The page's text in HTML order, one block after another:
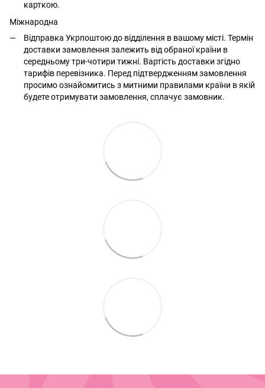
карткою.
Міжнародна
Відправка Укрпоштою до відділення в вашому місті. Термін
доставки замовлення залежить від обраної країни в
середньому три-чотири тижні. Вартість доставки згідно
тарифів перевізника. Перед підтвердженням замовлення
просимо ознайомитись з митними правилами країни в якій
будете отримувати замовлення, сплачує замовник.